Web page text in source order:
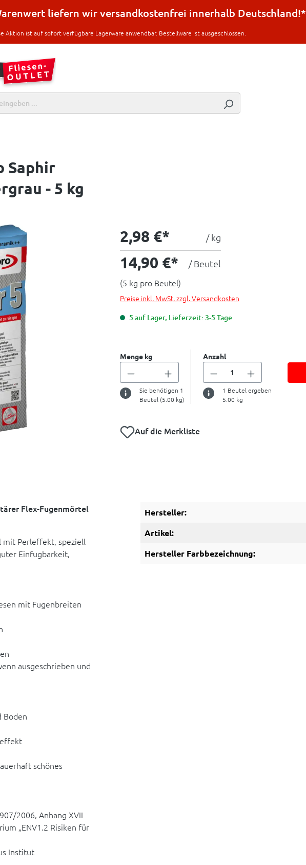
liefern wir versandkostenfrei innerhalb Deutschland!*
Aktion ist auf sofort verfügbare Lagerware anwendbar. Bestellware ist ausgeschlossen.
Saphir
- 5 kg
2,98 €* / kg
14,90 €* / Beutel
(5 kg pro Beutel)
Preise inkl. MwSt. zzgl. Versandkosten
5 auf Lager, Lieferzeit: 3-5 Tage
Menge kg
Sie benötigen 1
Beutel (5.00 kg)
Anzahl
1 Beutel ergeben
5.00 kg
Auf die Merkliste
Flex-Fugenmörtel
mit Perleffekt, speziell
Einfugbarkeit,
mit Fugenbreiten
ausgeschrieben und
Boden
schönes
2006, Anhang XVII
„ENV1.2 Risiken für
Institut
Hersteller:
Artikel:
Hersteller Farbbezeichnung: